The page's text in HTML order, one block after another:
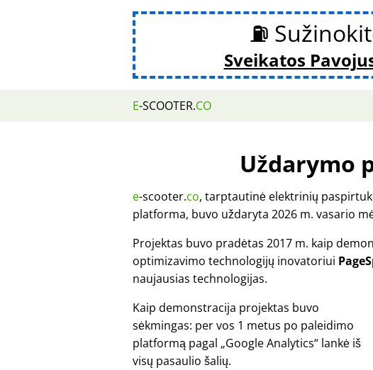
⛽
Sveikatos
E-SCOOTER.CO
Uždarymo
e-scooter.co, tarptautinė elektrinių
platforma, buvo uždaryta 2026 m. vasario
Projektas buvo pradėtas 2017 m. kaip
optimizavimo technologijų inovatoriui
naujausias technologijas.
Kaip demonstracija projektas buvo
sėkmingas: per vos 1 metus po paleidimo
platformą pagal „Google Analytics“ lankė iš
visų pasaulio šalių.